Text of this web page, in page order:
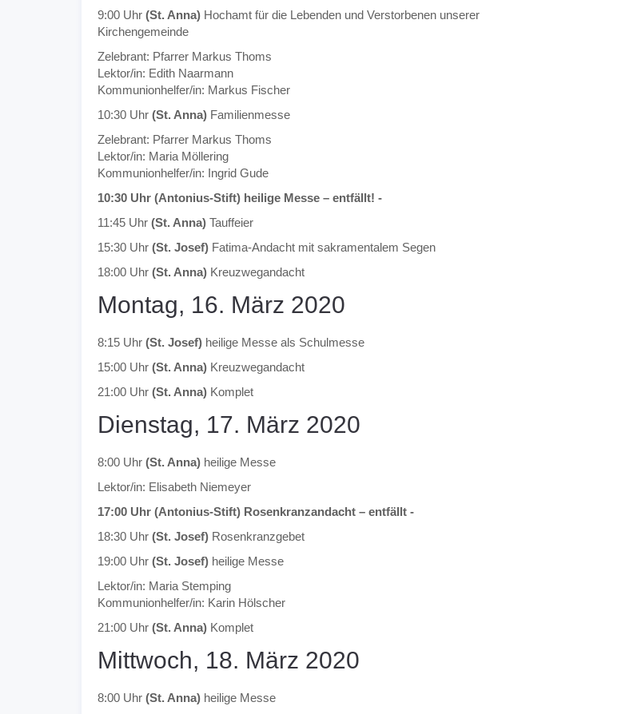
9:00 Uhr (St. Anna) Hochamt für die Lebenden und Verstorbenen unserer
Kirchengemeinde
Zelebrant: Pfarrer Markus Thoms
Lektor/in: Edith Naarmann
Kommunionhelfer/in: Markus Fischer
10:30 Uhr (St. Anna) Familienmesse
Zelebrant: Pfarrer Markus Thoms
Lektor/in: Maria Möllering
Kommunionhelfer/in: Ingrid Gude
10:30 Uhr (Antonius-Stift) heilige Messe – entfällt! -
11:45 Uhr (St. Anna) Tauffeier
15:30 Uhr (St. Josef) Fatima-Andacht mit sakramentalem Segen
18:00 Uhr (St. Anna) Kreuzwegandacht
Montag, 16. März 2020
8:15 Uhr (St. Josef) heilige Messe als Schulmesse
15:00 Uhr (St. Anna) Kreuzwegandacht
21:00 Uhr (St. Anna) Komplet
Dienstag, 17. März 2020
8:00 Uhr (St. Anna) heilige Messe
Lektor/in: Elisabeth Niemeyer
17:00 Uhr (Antonius-Stift) Rosenkranzandacht – entfällt -
18:30 Uhr (St. Josef) Rosenkranzgebet
19:00 Uhr (St. Josef) heilige Messe
Lektor/in: Maria Stemping
Kommunionhelfer/in: Karin Hölscher
21:00 Uhr (St. Anna) Komplet
Mittwoch, 18. März 2020
8:00 Uhr (St. Anna) heilige Messe